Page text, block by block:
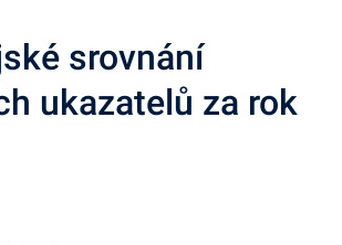
srovnání
ukazatelů za rok